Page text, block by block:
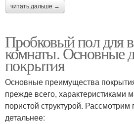
читать дальше →
Пробковый пол для
комнаты. Основные
покрытия
Основные преимущества
прежде всего, характеристиками
пористой структурой.
детальнее: